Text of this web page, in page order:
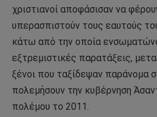
χριστιανοί αποφάσισαν να
υπερασπιστούν τους εαυτούς
κάτω από την οποία
εξτρεμιστικές παρατάξεις,
ξένοι που ταξίδεψαν παράνομα
πολεμήσουν την κυβέρνηση
πολέμου το 2011.